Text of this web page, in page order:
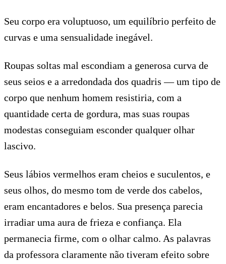
Seu corpo era voluptuoso, um equilíbrio perfeito de
curvas e uma sensualidade inegável.
Roupas soltas mal escondiam a generosa curva de
seus seios e a arredondada dos quadris — um tipo de
corpo que nenhum homem resistiria, com a
quantidade certa de gordura, mas suas roupas
modestas conseguiam esconder qualquer olhar
lascivo.
Seus lábios vermelhos eram cheios e suculentos, e
seus olhos, do mesmo tom de verde dos cabelos,
eram encantadores e belos. Sua presença parecia
irradiar uma aura de frieza e confiança. Ela
permanecia firme, com o olhar calmo. As palavras
da professora claramente não tiveram efeito sobre